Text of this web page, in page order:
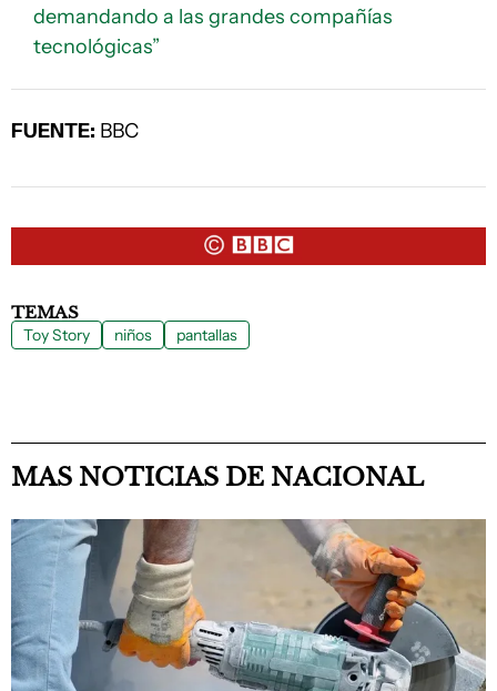
demandando a las grandes compañías
tecnológicas”
FUENTE: BBC
TEMAS
Toy Story niños pantallas
MAS NOTICIAS DE NACIONAL